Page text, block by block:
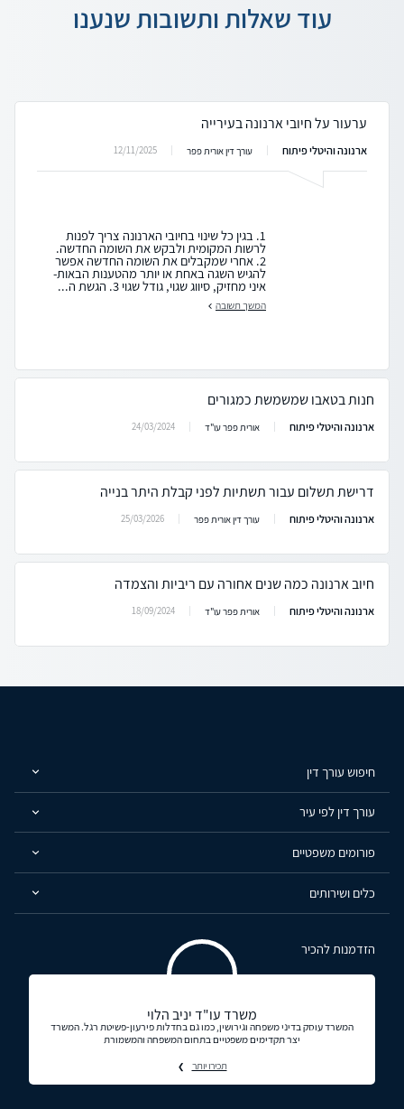
עוד שאלות ותשובות שנענו
ערעור על חיובי ארנונה בעירייה
ארנונה והיטלי פיתוח עורך דין אורית פפר 12/11/2025
1. בגין כל שינוי בחיובי הארנונה צריך לפנות
לרשות המקומית ולבקש את השומה החדשה.
2. אחרי שמקבלים את השומה החדשה אפשר
להגיש השגה באחת או יותר מהטענות הבאות-
איני מחזיק, סיווג שגוי, גודל שגוי 3. הגשת ה...
המשך תשובה
חנות בטאבו שמשמשת כמגורים
ארנונה והיטלי פיתוח אורית פפר עו"ד 24/03/2024
דרישת תשלום עבור תשתיות לפני קבלת היתר בנייה
ארנונה והיטלי פיתוח עורך דין אורית פפר 25/03/2026
חיוב ארנונה כמה שנים אחורה עם ריביות והצמדה
ארנונה והיטלי פיתוח אורית פפר עו"ד 18/09/2024
חיפוש עורך דין
עורך דין לפי עיר
פורומים משפטיים
כלים ושירותים
הזדמנות להכיר
משרד עו"ד יניב הלוי
המשרד עוסק בדיני משפחה וגירושין, כמו גם בחדלות פירעון-פשיטת רגל. המשרד
יצר תקדימים משפטיים בתחום המשפחה והמשמורת
תכירו יותר